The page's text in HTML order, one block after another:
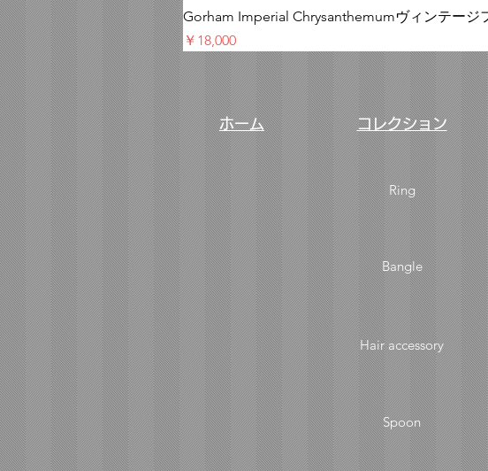
Gorham Imperial Chrysanthemumヴィンテージ
価格
￥18,000
ホーム コレクション
Ring
Bangle
Hair accessory
Spoon